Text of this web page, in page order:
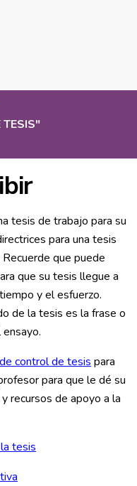
"
tesis de trabajo para su
para una tesis
que puede
que su tesis llegue a
y el esfuerzo.
de la tesis es la frase o
control de tesis para
para que le dé su
recursos de apoyo a la
tesis